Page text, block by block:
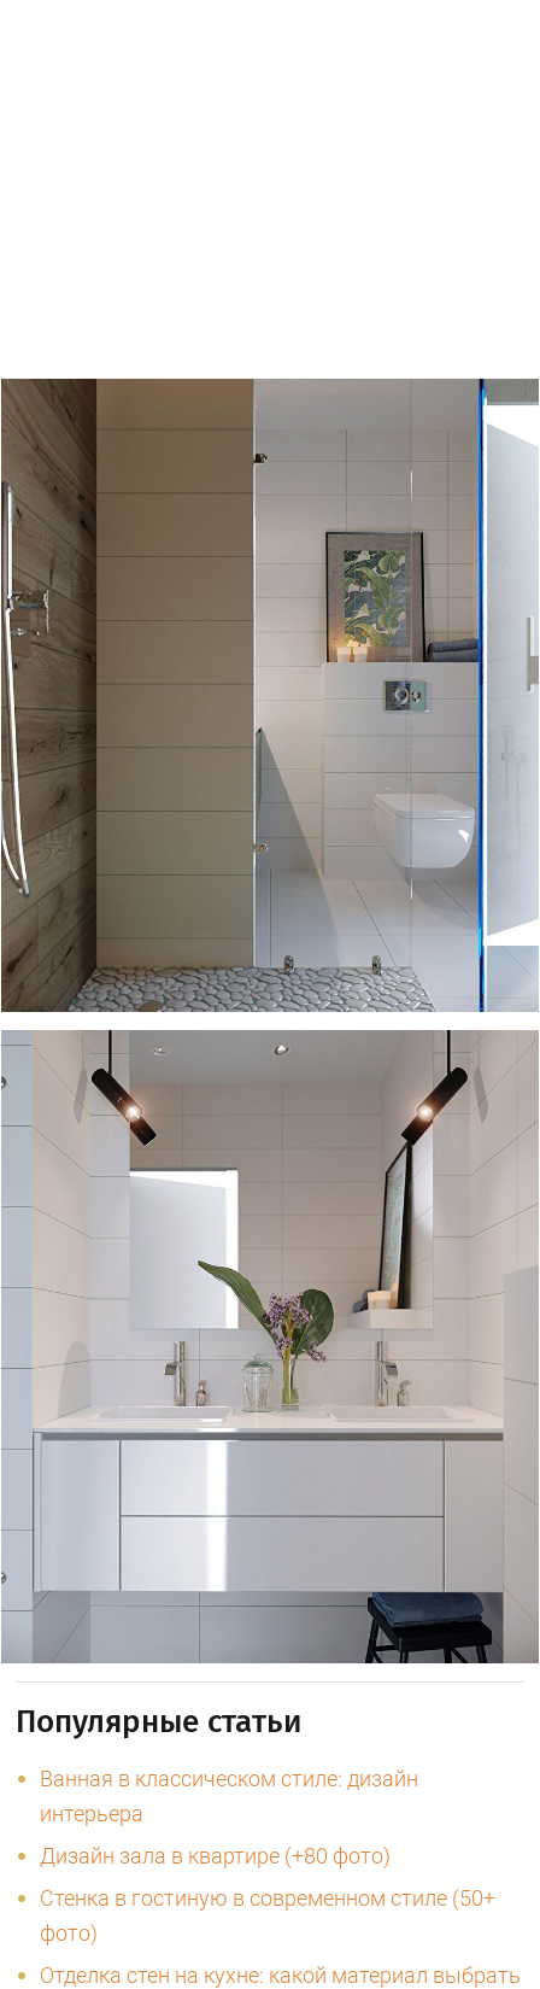
Популярные статьи
Ванная в классическом стиле: дизайн
интерьера
Дизайн зала в квартире (+80 фото)
Стенка в гостиную в современном стиле (50+
фото)
Отделка стен на кухне: какой материал выбрать